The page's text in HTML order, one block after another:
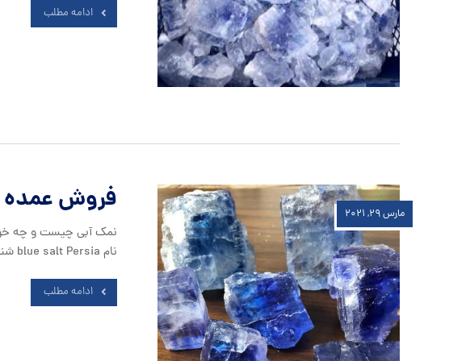
ادامه مطلب
فروش مارس ۲۹, ۲۰۲۱
نمک آبی چیست و چه
نام blue salt Persia شناخته ...
ادامه مطلب